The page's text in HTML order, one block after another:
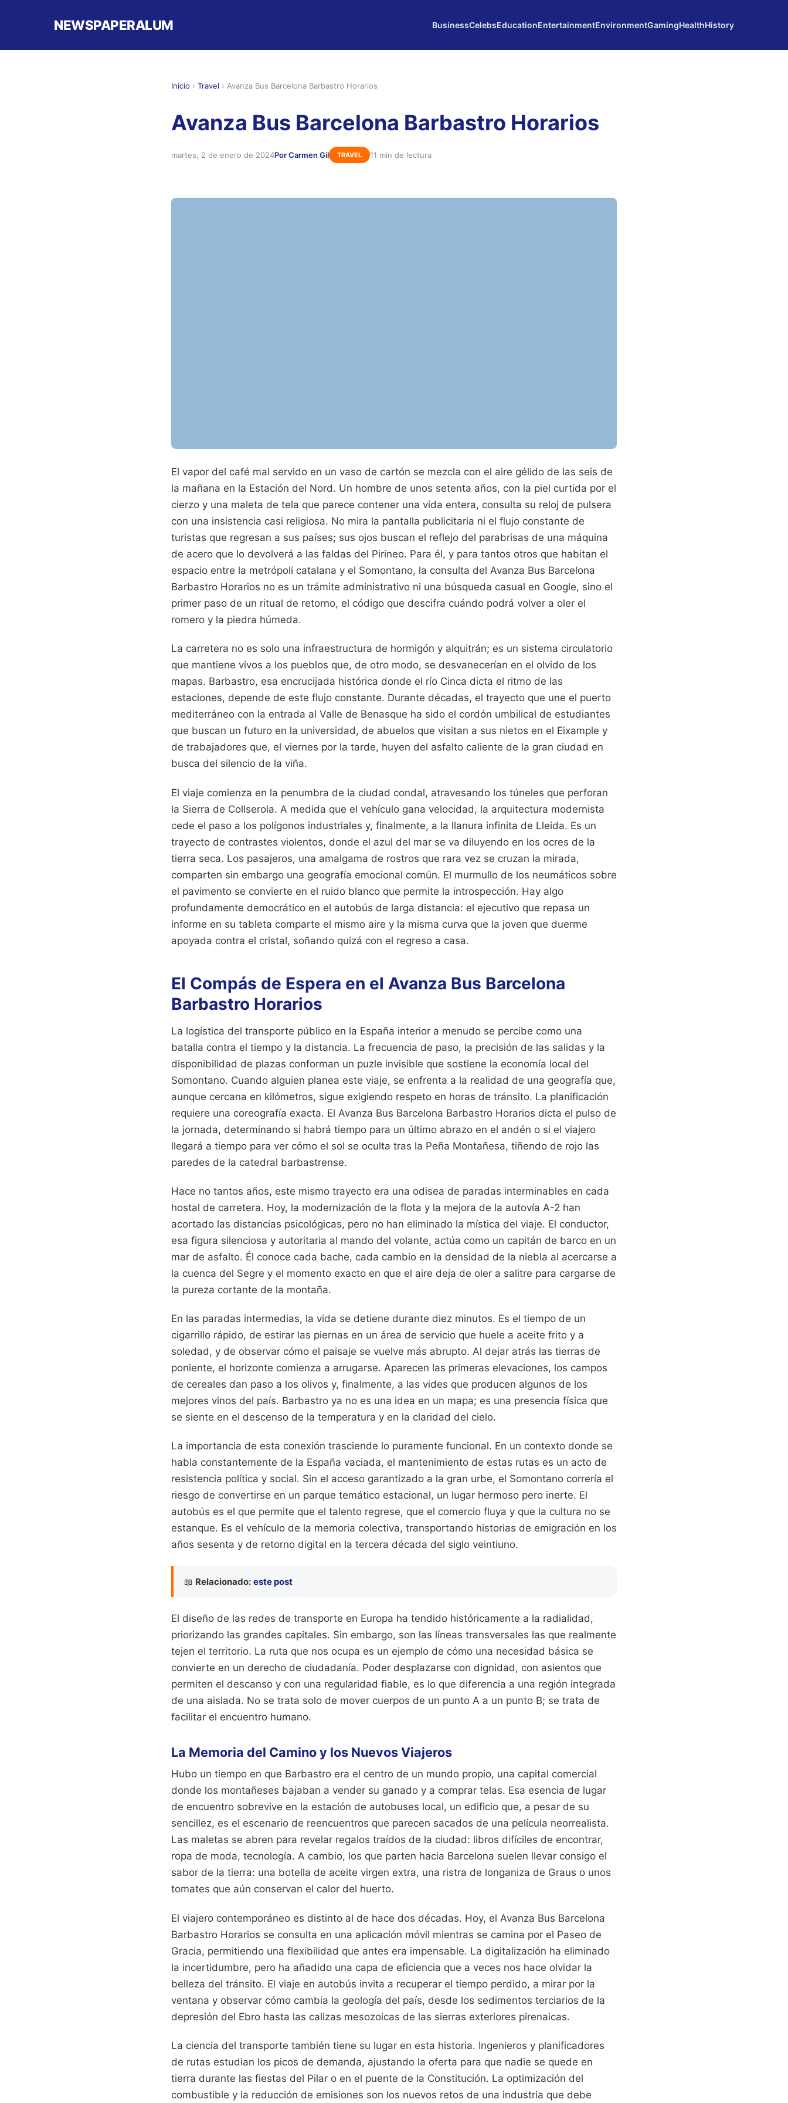
NEWSPAPERALUM BusinessCelebsEducationEntertainmentEnvironmentGamingHealthHistory
Inicio › Travel › Avanza Bus Barcelona Barbastro Horarios
Avanza Bus Barcelona Barbastro Horarios
martes, 2 de enero de 2024Por Carmen Gil TRAVEL 11 min de lectura
El vapor del café mal servido en un vaso de cartón se mezcla con el aire gélido de las seis de
la mañana en la Estación del Nord. Un hombre de unos setenta años, con la piel curtida por el
cierzo y una maleta de tela que parece contener una vida entera, consulta su reloj de pulsera
con una insistencia casi religiosa. No mira la pantalla publicitaria ni el flujo constante de
turistas que regresan a sus países; sus ojos buscan el reflejo del parabrisas de una máquina
de acero que lo devolverá a las faldas del Pirineo. Para él, y para tantos otros que habitan el
espacio entre la metrópoli catalana y el Somontano, la consulta del Avanza Bus Barcelona
Barbastro Horarios no es un trámite administrativo ni una búsqueda casual en Google, sino el
primer paso de un ritual de retorno, el código que descifra cuándo podrá volver a oler el
romero y la piedra húmeda.
La carretera no es solo una infraestructura de hormigón y alquitrán; es un sistema circulatorio
que mantiene vivos a los pueblos que, de otro modo, se desvanecerían en el olvido de los
mapas. Barbastro, esa encrucijada histórica donde el río Cinca dicta el ritmo de las
estaciones, depende de este flujo constante. Durante décadas, el trayecto que une el puerto
mediterráneo con la entrada al Valle de Benasque ha sido el cordón umbilical de estudiantes
que buscan un futuro en la universidad, de abuelos que visitan a sus nietos en el Eixample y
de trabajadores que, el viernes por la tarde, huyen del asfalto caliente de la gran ciudad en
busca del silencio de la viña.
El viaje comienza en la penumbra de la ciudad condal, atravesando los túneles que perforan
la Sierra de Collserola. A medida que el vehículo gana velocidad, la arquitectura modernista
cede el paso a los polígonos industriales y, finalmente, a la llanura infinita de Lleida. Es un
trayecto de contrastes violentos, donde el azul del mar se va diluyendo en los ocres de la
tierra seca. Los pasajeros, una amalgama de rostros que rara vez se cruzan la mirada,
comparten sin embargo una geografía emocional común. El murmullo de los neumáticos sobre
el pavimento se convierte en el ruido blanco que permite la introspección. Hay algo
profundamente democrático en el autobús de larga distancia: el ejecutivo que repasa un
informe en su tableta comparte el mismo aire y la misma curva que la joven que duerme
apoyada contra el cristal, soñando quizá con el regreso a casa.
El Compás de Espera en el Avanza Bus Barcelona
Barbastro Horarios
La logística del transporte público en la España interior a menudo se percibe como una
batalla contra el tiempo y la distancia. La frecuencia de paso, la precisión de las salidas y la
disponibilidad de plazas conforman un puzle invisible que sostiene la economía local del
Somontano. Cuando alguien planea este viaje, se enfrenta a la realidad de una geografía que,
aunque cercana en kilómetros, sigue exigiendo respeto en horas de tránsito. La planificación
requiere una coreografía exacta. El Avanza Bus Barcelona Barbastro Horarios dicta el pulso de
la jornada, determinando si habrá tiempo para un último abrazo en el andén o si el viajero
llegará a tiempo para ver cómo el sol se oculta tras la Peña Montañesa, tiñendo de rojo las
paredes de la catedral barbastrense.
Hace no tantos años, este mismo trayecto era una odisea de paradas interminables en cada
hostal de carretera. Hoy, la modernización de la flota y la mejora de la autovía A-2 han
acortado las distancias psicológicas, pero no han eliminado la mística del viaje. El conductor,
esa figura silenciosa y autoritaria al mando del volante, actúa como un capitán de barco en un
mar de asfalto. Él conoce cada bache, cada cambio en la densidad de la niebla al acercarse a
la cuenca del Segre y el momento exacto en que el aire deja de oler a salitre para cargarse de
la pureza cortante de la montaña.
En las paradas intermedias, la vida se detiene durante diez minutos. Es el tiempo de un
cigarrillo rápido, de estirar las piernas en un área de servicio que huele a aceite frito y a
soledad, y de observar cómo el paisaje se vuelve más abrupto. Al dejar atrás las tierras de
poniente, el horizonte comienza a arrugarse. Aparecen las primeras elevaciones, los campos
de cereales dan paso a los olivos y, finalmente, a las vides que producen algunos de los
mejores vinos del país. Barbastro ya no es una idea en un mapa; es una presencia física que
se siente en el descenso de la temperatura y en la claridad del cielo.
La importancia de esta conexión trasciende lo puramente funcional. En un contexto donde se
habla constantemente de la España vaciada, el mantenimiento de estas rutas es un acto de
resistencia política y social. Sin el acceso garantizado a la gran urbe, el Somontano correría el
riesgo de convertirse en un parque temático estacional, un lugar hermoso pero inerte. El
autobús es el que permite que el talento regrese, que el comercio fluya y que la cultura no se
estanque. Es el vehículo de la memoria colectiva, transportando historias de emigración en los
años sesenta y de retorno digital en la tercera década del siglo veintiuno.
📖 Relacionado: este post
El diseño de las redes de transporte en Europa ha tendido históricamente a la radialidad,
priorizando las grandes capitales. Sin embargo, son las líneas transversales las que realmente
tejen el territorio. La ruta que nos ocupa es un ejemplo de cómo una necesidad básica se
convierte en un derecho de ciudadanía. Poder desplazarse con dignidad, con asientos que
permiten el descanso y con una regularidad fiable, es lo que diferencia a una región integrada
de una aislada. No se trata solo de mover cuerpos de un punto A a un punto B; se trata de
facilitar el encuentro humano.
La Memoria del Camino y los Nuevos Viajeros
Hubo un tiempo en que Barbastro era el centro de un mundo propio, una capital comercial
donde los montañeses bajaban a vender su ganado y a comprar telas. Esa esencia de lugar
de encuentro sobrevive en la estación de autobuses local, un edificio que, a pesar de su
sencillez, es el escenario de reencuentros que parecen sacados de una película neorrealista.
Las maletas se abren para revelar regalos traídos de la ciudad: libros difíciles de encontrar,
ropa de moda, tecnología. A cambio, los que parten hacia Barcelona suelen llevar consigo el
sabor de la tierra: una botella de aceite virgen extra, una ristra de longaniza de Graus o unos
tomates que aún conservan el calor del huerto.
El viajero contemporáneo es distinto al de hace dos décadas. Hoy, el Avanza Bus Barcelona
Barbastro Horarios se consulta en una aplicación móvil mientras se camina por el Paseo de
Gracia, permitiendo una flexibilidad que antes era impensable. La digitalización ha eliminado
la incertidumbre, pero ha añadido una capa de eficiencia que a veces nos hace olvidar la
belleza del tránsito. El viaje en autobús invita a recuperar el tiempo perdido, a mirar por la
ventana y observar cómo cambia la geología del país, desde los sedimentos terciarios de la
depresión del Ebro hasta las calizas mesozoicas de las sierras exteriores pirenaicas.
La ciencia del transporte también tiene su lugar en esta historia. Ingenieros y planificadores
de rutas estudian los picos de demanda, ajustando la oferta para que nadie se quede en
tierra durante las fiestas del Pilar o en el puente de la Constitución. La optimización del
combustible y la reducción de emisiones son los nuevos retos de una industria que debe